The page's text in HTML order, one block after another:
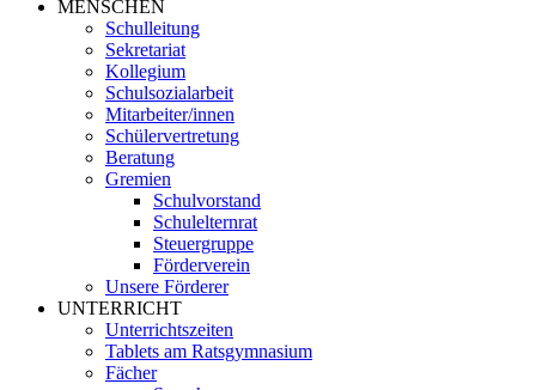
MENSCHEN
Schulleitung
Sekretariat
Kollegium
Schulsozialarbeit
Mitarbeiter/innen
Schülervertretung
Beratung
Gremien
Schulvorstand
Schulelternrat
Steuergruppe
Förderverein
Unsere Förderer
UNTERRICHT
Unterrichtszeiten
Tablets am Ratsgymnasium
Fächer